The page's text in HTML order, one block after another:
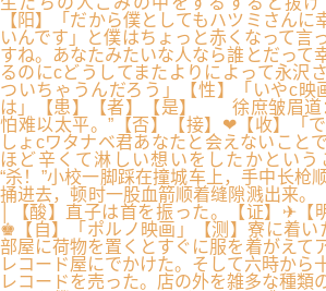
【阳】「だから僕としてもハツミさんに
いんです」と僕はちょっと赤くなって言
すね。あなたみたいな人なら誰とだって
るのにcどうしてまたよりによって永沢
ついちゃうんだろう」【性】「いやc映
は」【患】【者】【是】 徐庶皱眉道
怕难以太平。”【否】【接】❤【收】「
しょcワタナベ君あなたと会えないこと
ほど辛くて淋しい想いをしたかと
“杀！”小校一脚踩在撞城车上，手中长枪
捅进去，顿时一股血箭顺着缝隙溅出来。
│【酸】直子は首を振った。【证】✈【
♚【自】「ポルノ映画」【测】寮に着い
部屋に荷物を置くとすぐに服を着がえて
レコード屋にでかけた。そして六時から
レコードを売った。店の外を雑多な種類